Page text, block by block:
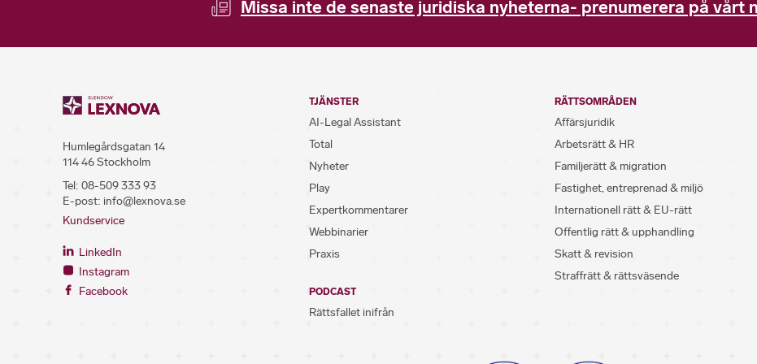
Missa inte de senaste juridiska nyheterna- prenumerera på vårt
Humlegårdsgatan 14
114 46 Stockholm
Tel: 08-509 333 93
E-post: info@lexnova.se
Kundservice
LinkedIn
Instagram
Facebook
TJÄNSTER
AI-Legal Assistant
Total
Nyheter
Play
Expertkommentarer
Webbinarier
Praxis
PODCAST
Rättsfallet inifrån
RÄTTSOMRÅDEN
Affärsjuridik
Arbetsrätt & HR
Familjerätt & migration
Fastighet, entreprenad & miljö
Internationell rätt & EU-rätt
Offentlig rätt & upphandling
Skatt & revision
Straffrätt & rättsväsende